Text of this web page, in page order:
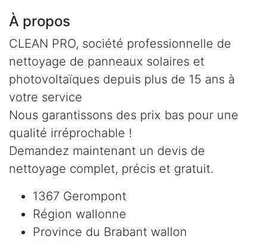
À propos
CLEAN PRO, société professionnelle de
nettoyage de panneaux solaires et
photovoltaïques depuis plus de 15 ans à
votre service
Nous garantissons des prix bas pour une
qualité irréprochable !
Demandez maintenant un devis de
nettoyage complet, précis et gratuit.
1367 Gerompont
Région wallonne
Province du Brabant wallon